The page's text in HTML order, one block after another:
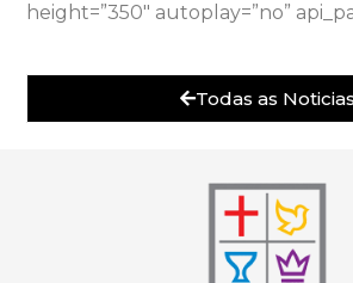
height=”350″ autoplay=”no”
Todas as Noticias